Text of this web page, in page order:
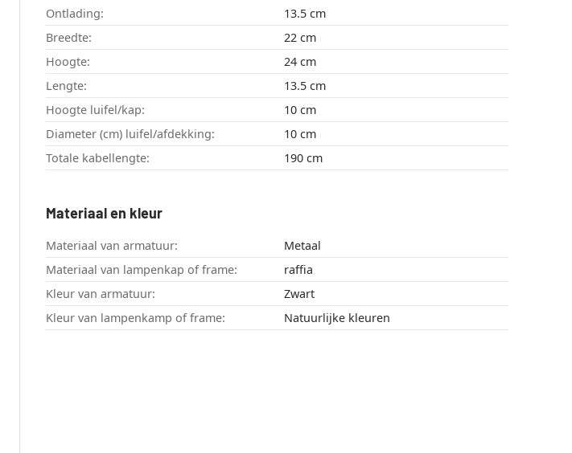
Ontlading:
13.5 cm
Breedte:
22 cm
Hoogte:
24 cm
Lengte:
13.5 cm
Hoogte luifel/kap:
10 cm
Diameter (cm) luifel/afdekking:
10 cm
Totale kabellengte:
190 cm
Materiaal en kleur
Materiaal van armatuur:
Metaal
Materiaal van lampenkap of frame:
raffia
Kleur van armatuur:
Zwart
Kleur van lampenkamp of frame:
Natuurlijke kleuren